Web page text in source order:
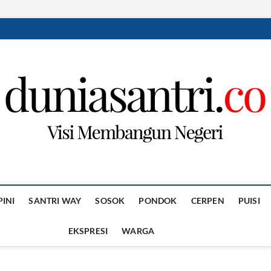
SANTRI WAY SOSOK PONDOK CERPEN PUISI
EKSPRESI WARGA